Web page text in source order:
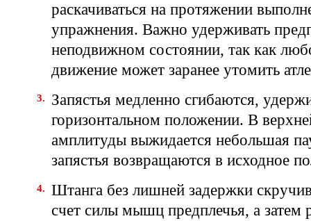
раскачиваться на протяжении
упражнения. Важно удерживать
неподвижном состоянии, так как
движение может заранее утомить
Запястья медленно сгибаются,
горизонтальном положении. В
амплитуды выжидается небольшая
запястья возвращаются в исходное
Штанга без лишней задержки
счет силы мышц предплечья, а затем